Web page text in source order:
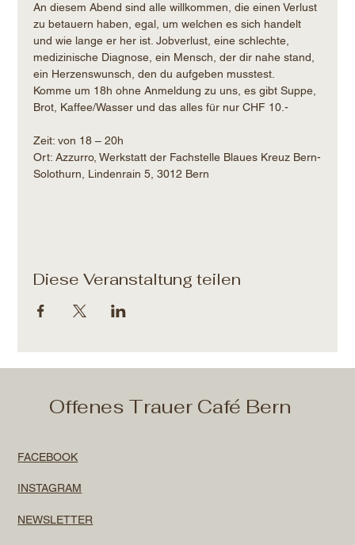
An diesem Abend sind alle willkommen, die einen Verlust
zu betauern haben, egal, um welchen es sich handelt
und wie lange er her ist. Jobverlust, eine schlechte,
medizinische Diagnose, ein Mensch, der dir nahe stand,
ein Herzenswunsch, den du aufgeben musstest.
Komme um 18h ohne Anmeldung zu uns, es gibt Suppe,
Brot, Kaffee/Wasser und das alles für nur CHF 10.-
Zeit: von 18 – 20h​
Ort: Azzurro, Werkstatt der Fachstelle Blaues Kreuz Bern-
Solothurn, Lindenrain 5, 3012 Bern
Diese Veranstaltung teilen
Offenes Trauer Café Bern
FACEBOOK
INSTAGRAM
NEWSLETTER